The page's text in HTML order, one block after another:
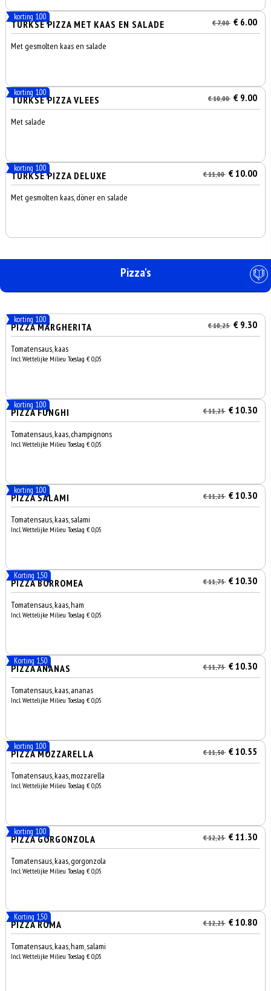
korting 1.00
TURKSE PIZZA MET KAAS EN SALADE € 7,00 € 6.00
Met gesmolten kaas en salade
korting 1.00
TURKSE PIZZA VLEES € 10,00 € 9.00
Met salade
korting 1.00
TURKSE PIZZA DELUXE € 11,00 € 10.00
Met gesmolten kaas, döner en salade
Pizza's
korting 1.00
PIZZA MARGHERITA € 10,25 € 9.30
Tomatensaus, kaas
Incl. Wettelijke Milieu Toeslag € 0,05
korting 1.00
PIZZA FUNGHI € 11,25 € 10.30
Tomatensaus, kaas, champignons
Incl. Wettelijke Milieu Toeslag € 0,05
korting 1.00
PIZZA SALAMI € 11,25 € 10.30
Tomatensaus, kaas, salami
Incl. Wettelijke Milieu Toeslag € 0,05
Korting 1,50
PIZZA BORROMEA € 11,75 € 10.30
Tomatensaus, kaas, ham
Incl. Wettelijke Milieu Toeslag € 0,05
Korting 1,50
PIZZA ANANAS € 11,75 € 10.30
Tomatensaus, kaas, ananas
Incl. Wettelijke Milieu Toeslag € 0,05
korting 1.00
PIZZA MOZZARELLA € 11,50 € 10.55
Tomatensaus, kaas, mozzarella
Incl. Wettelijke Milieu Toeslag € 0,05
korting 1.00
PIZZA GORGONZOLA € 12,25 € 11.30
Tomatensaus, kaas, gorgonzola
Incl. Wettelijke Milieu Toeslag € 0,05
Korting 1,50
PIZZA ROMA € 12,25 € 10.80
Tomatensaus, kaas, ham, salami
Incl. Wettelijke Milieu Toeslag € 0,05